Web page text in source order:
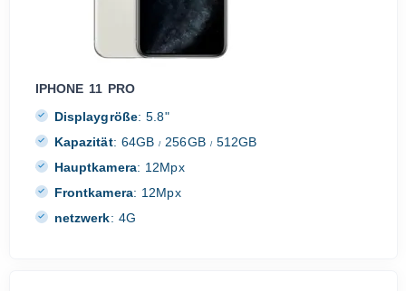
IPHONE 11 PRO
Displaygröße: 5.8"
Kapazität: 64GB/ 256GB /512GB
Hauptkamera: 12Mpx
Frontkamera: 12Mpx
netzwerk: 4G